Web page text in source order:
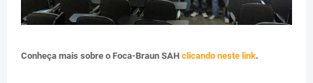
Conheça mais sobre o Foca-Braun SAH clicando neste link.